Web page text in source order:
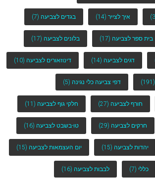
איך לצייר (14) בגדים לצביעה (7)
בית ספר לצביעה (17) בלונים לצביעה (17)
דגים לצביעה (14) דינוזאורים לצביעה (10)
(191) דפי צביעה כלי נגינה (5)
חורף לצביעה (27) חלקי גוף לצביעה (11)
חרקים לצביעה (29) טו-בשבט לצביעה (16)
יהדות לצביעה (15) יום העצמאות לצביעה (15)
כללי (7) לבבות לצביעה (16)